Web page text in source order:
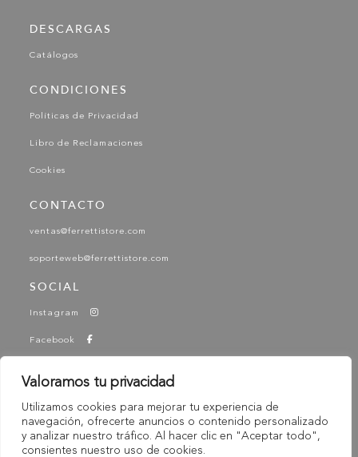
Valoramos tu privacidad
Utilizamos cookies para mejorar tu experiencia de
navegación, ofrecerte anuncios o contenido personalizado
y analizar nuestro tráfico. Al hacer clic en "Aceptar todo",
consientes nuestro uso de cookies.
DESCARGAS
Catálogos
CONDICIONES
Políticas de Privacidad
Libro de Reclamaciones
Cookies
CONTACTO
ventas@ferrettistore.com
soporteweb@ferrettistore.com
SOCIAL
Instagram
Facebook
-
© 2025 Ferretti - Ferretti Store. Todos los derechos
Reservados